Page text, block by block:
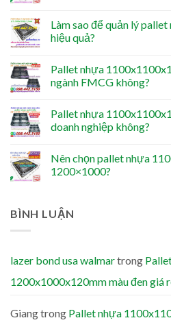
Làm sao để quản lý
hiệu quả?
Pallet nhựa
ngành FMCG không?
Pallet nhựa
doanh nghiệp không?
Nên chọn pallet nhựa
1200×1000?
BÌNH LUẬN
lazer bond usa walmartrong
1200x1000x120mm màu đen giá
Giangtrong Pallet nhựa